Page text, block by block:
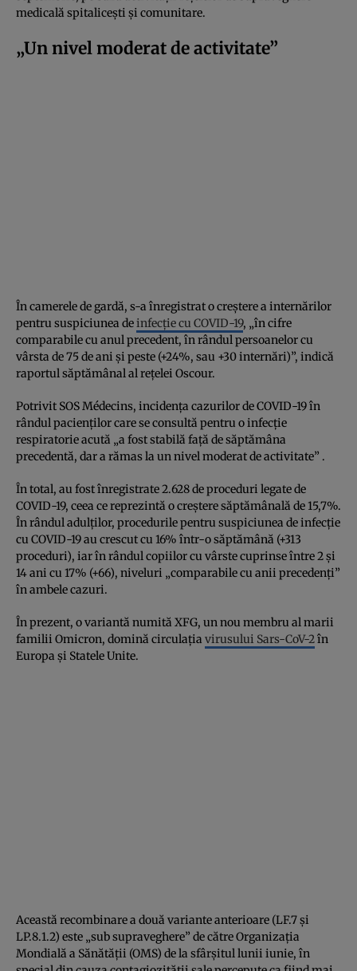
medicală spitalicești și comunitare.
„Un nivel moderat de activitate”
În camerele de gardă, s-a înregistrat o creștere a internărilor
pentru suspiciunea deinfecție cu COVID-19, „în cifre
comparabile cu anul precedent, în rândul persoanelor cu
vârsta de 75 de ani și peste (+24%, sau +30 internări)”, indică
raportul săptămânal al rețelei Oscour.
Potrivit SOS Médecins, incidența cazurilor de COVID-19 în
rândul pacienților care se consultă pentru o infecție
respiratorie acută „a fost stabilă față de săptămâna
precedentă, dar a rămas la un nivel moderat de activitate” .
În total, au fost înregistrate 2.628 de proceduri legate de
COVID-19, ceea ce reprezintă o creștere săptămânală de 15,7%.
În rândul adulților, procedurile pentru suspiciunea de infecție
cu COVID-19 au crescut cu 16% într-o săptămână (+313
proceduri), iar în rândul copiilor cu vârste cuprinse între 2 și
14 ani cu 17% (+66), niveluri „comparabile cu anii precedenți”
în ambele cazuri.
În prezent, o variantă numită XFG, un nou membru al marii
familii Omicron, domină circulația virusului Sars-CoV-2în
Europa și Statele Unite.
Această recombinare a două variante anterioare (LF.7 și
LP.8.1.2) este „sub supraveghere” de către Organizația
Mondială a Sănătății (OMS) de la sfârșitul lunii iunie, în